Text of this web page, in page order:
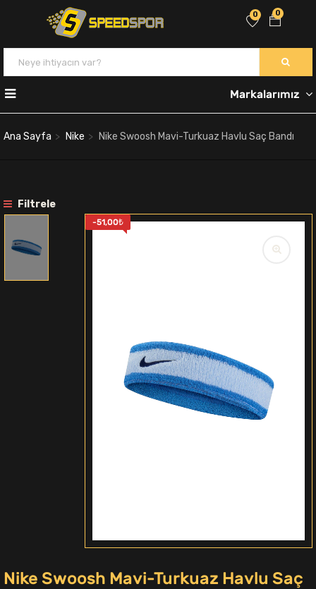
0
0
Markalarımız
Ana Sayfa Nike Nike Swoosh Mavi-Turkuaz Havlu Saç Bandı
Filtrele
-51,00₺
Nike Swoosh Mavi-Turkuaz Havlu Saç